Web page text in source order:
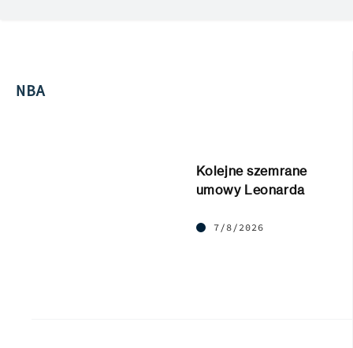
NBA
Kolejne szemrane
umowy Leonarda
7/8/2026